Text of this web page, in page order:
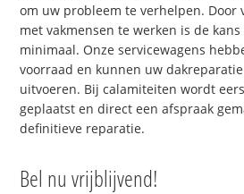
om uw probleem te verhelpen. Door
met vakmensen te werken is de
minimaal. Onze servicewagens
voorraad en kunnen uw
uitvoeren. Bij calamiteiten wordt
geplaatst en direct een afspraak
definitieve reparatie.
Bel nu vrijblijvend!